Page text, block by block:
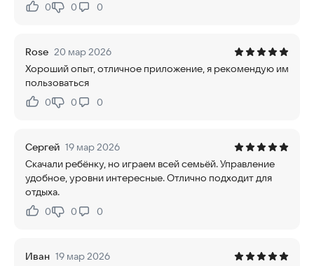
Нравится:
0Не нравится:
0 0
Rose 20 мар 2026
Хороший опыт, отличное приложение, я рекомендую им
пользоваться
Нравится:
0Не нравится:
0 0
Сергей 19 мар 2026
Скачали ребёнку, но играем всей семьёй. Управление
удобное, уровни интересные. Отлично подходит для
отдыха.
Нравится:
0Не нравится:
0 0
Иван 19 мар 2026